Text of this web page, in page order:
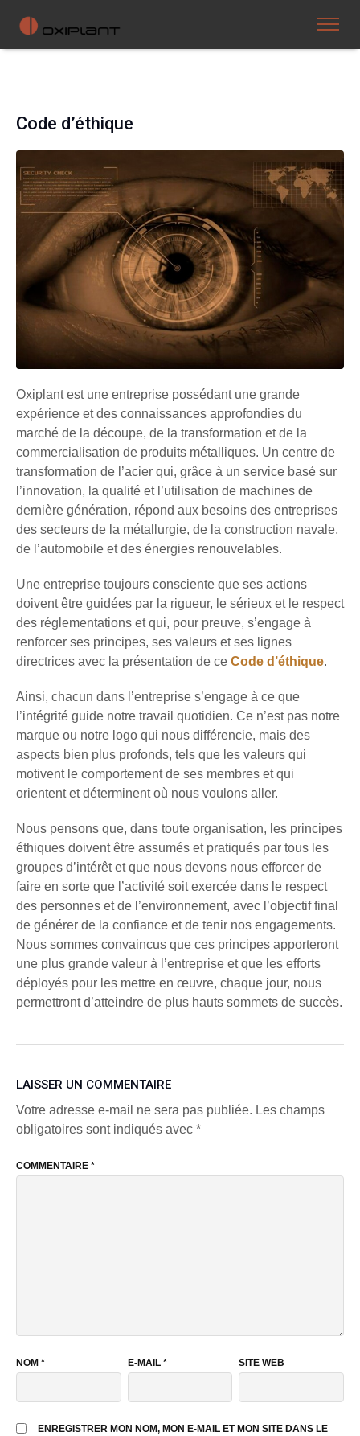
Code d’éthique
Oxiplant est une entreprise possédant une grande
expérience et des connaissances approfondies du
marché de la découpe, de la transformation et de la
commercialisation de produits métalliques. Un centre de
transformation de l’acier qui, grâce à un service basé sur
l’innovation, la qualité et l’utilisation de machines de
dernière génération, répond aux besoins des entreprises
des secteurs de la métallurgie, de la construction navale,
de l’automobile et des énergies renouvelables.
Une entreprise toujours consciente que ses actions
doivent être guidées par la rigueur, le sérieux et le respect
des réglementations et qui, pour preuve, s’engage à
renforcer ses principes, ses valeurs et ses lignes
directrices avec la présentation de ce Code d’éthique.
Ainsi, chacun dans l’entreprise s’engage à ce que
l’intégrité guide notre travail quotidien. Ce n’est pas notre
marque ou notre logo qui nous différencie, mais des
aspects bien plus profonds, tels que les valeurs qui
motivent le comportement de ses membres et qui
orientent et déterminent où nous voulons aller.
Nous pensons que, dans toute organisation, les principes
éthiques doivent être assumés et pratiqués par tous les
groupes d’intérêt et que nous devons nous efforcer de
faire en sorte que l’activité soit exercée dans le respect
des personnes et de l’environnement, avec l’objectif final
de générer de la confiance et de tenir nos engagements.
Nous sommes convaincus que ces principes apporteront
une plus grande valeur à l’entreprise et que les efforts
déployés pour les mettre en œuvre, chaque jour, nous
permettront d’atteindre de plus hauts sommets de succès.
LAISSER UN COMMENTAIRE
Votre adresse e-mail ne sera pas publiée. Les champs
obligatoires sont indiqués avec *
COMMENTAIRE *
NOM * E-MAIL * SITE WEB
ENREGISTRER MON NOM, MON E-MAIL ET MON SITE DANS LE